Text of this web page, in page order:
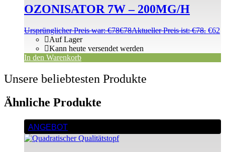
OZONISATOR 7W – 200MG/H
Ursprünglicher Preis war: €78€78Aktueller Preis ist: €78. €62
Auf Lager
Kann heute versendet werden
In den Warenkorb
Unsere beliebtesten Produkte
Ähnliche Produkte
ANGEBOT